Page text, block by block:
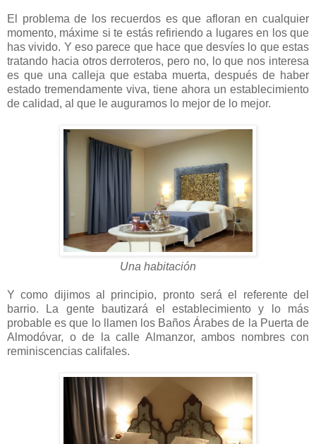
El problema de los recuerdos es que afloran en cualquier
momento, máxime si te estás refiriendo a lugares en los que
has vivido. Y eso parece que hace que desvíes lo que estas
tratando hacia otros derroteros, pero no, lo que nos interesa
es que una calleja que estaba muerta, después de haber
estado tremendamente viva, tiene ahora un establecimiento
de calidad, al que le auguramos lo mejor de lo mejor.
Una habitación
Y como dijimos al principio, pronto será el referente del
barrio. La gente bautizará el establecimiento y lo más
probable es que lo llamen los Baños Árabes de la Puerta de
Almodóvar, o de la calle Almanzor, ambos nombres con
reminiscencias califales.